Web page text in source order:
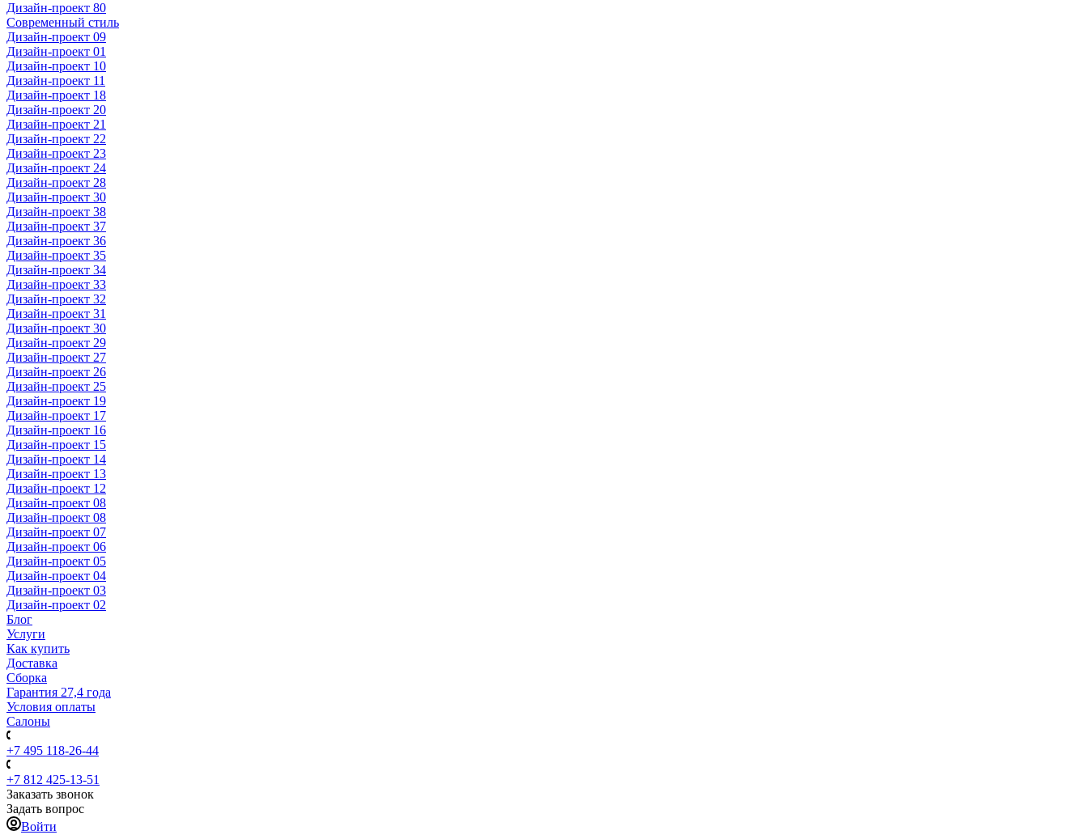
Дизайн-проект 80
Современный стиль
Дизайн-проект 09
Дизайн-проект 01
Дизайн-проект 10
Дизайн-проект 11
Дизайн-проект 18
Дизайн-проект 20
Дизайн-проект 21
Дизайн-проект 22
Дизайн-проект 23
Дизайн-проект 24
Дизайн-проект 28
Дизайн-проект 30
Дизайн-проект 38
Дизайн-проект 37
Дизайн-проект 36
Дизайн-проект 35
Дизайн-проект 34
Дизайн-проект 33
Дизайн-проект 32
Дизайн-проект 31
Дизайн-проект 30
Дизайн-проект 29
Дизайн-проект 27
Дизайн-проект 26
Дизайн-проект 25
Дизайн-проект 19
Дизайн-проект 17
Дизайн-проект 16
Дизайн-проект 15
Дизайн-проект 14
Дизайн-проект 13
Дизайн-проект 12
Дизайн-проект 08
Дизайн-проект 08
Дизайн-проект 07
Дизайн-проект 06
Дизайн-проект 05
Дизайн-проект 04
Дизайн-проект 03
Дизайн-проект 02
Блог
Услуги
Как купить
Доставка
Сборка
Гарантия 27,4 года
Условия оплаты
Салоны
+7 495 118-26-44
+7 812 425-13-51
Заказать звонок
Задать вопрос
Войти